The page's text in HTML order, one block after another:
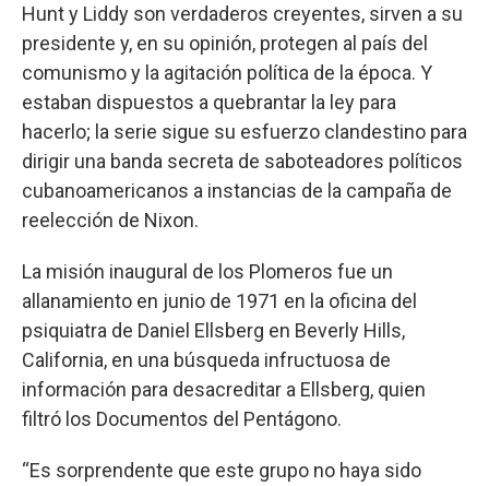
Hunt y Liddy son verdaderos creyentes, sirven a su
presidente y, en su opinión, protegen al país del
comunismo y la agitación política de la época. Y
estaban dispuestos a quebrantar la ley para
hacerlo; la serie sigue su esfuerzo clandestino para
dirigir una banda secreta de saboteadores políticos
cubanoamericanos a instancias de la campaña de
reelección de Nixon.
La misión inaugural de los Plomeros fue un
allanamiento en junio de 1971 en la oficina del
psiquiatra de Daniel Ellsberg en Beverly Hills,
California, en una búsqueda infructuosa de
información para desacreditar a Ellsberg, quien
filtró los Documentos del Pentágono.
“Es sorprendente que este grupo no haya sido